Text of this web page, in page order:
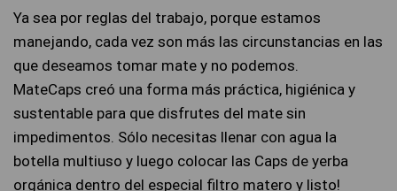
Ya sea por reglas del trabajo, porque estamos
manejando, cada vez son más las circunstancias en las
que deseamos tomar mate y no podemos.
MateCaps creó una forma más práctica, higiénica y
sustentable para que disfrutes del mate sin
impedimentos. Sólo necesitas llenar con agua la
botella multiuso y luego colocar las Caps de yerba
orgánica dentro del especial filtro matero y listo!